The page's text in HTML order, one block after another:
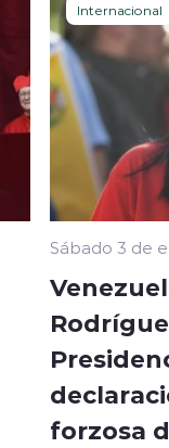
Internacional
Sábado 3 de
forzosa